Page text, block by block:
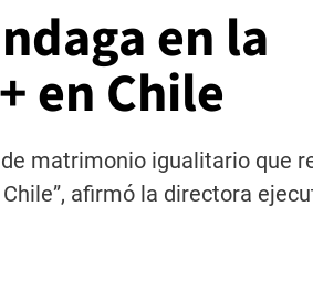
en la
en Chile
matrimonio igualitario que
afirmó la directora